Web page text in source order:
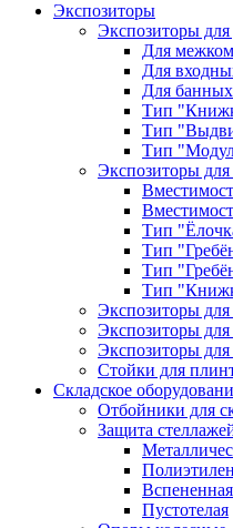
Экспозиторы
Экспозиторы для
Для
Для
Для
Тип
Тип
Тип
Экспозиторы
Тип
Тип
Тип
Тип
Экспозиторы
Экспозиторы для
Экспозиторы для
Стойки для
Складское
Отбойники для
Защита
Вспененная
Пустотелая